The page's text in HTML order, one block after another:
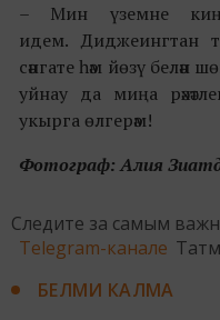
– Мин үземне
идем. Диджеингтан
сәнгате һәм йөзү белән
уйнау да миңа
укырга өлгерәм!
Фотограф: Алия
Следите за самым
Telegram-канале
БЕЛМИ КАЛМА